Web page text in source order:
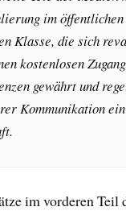
im
Klasse, die sich
kostenlosen
gewährt und
Kommunikation
im vorderen Teil